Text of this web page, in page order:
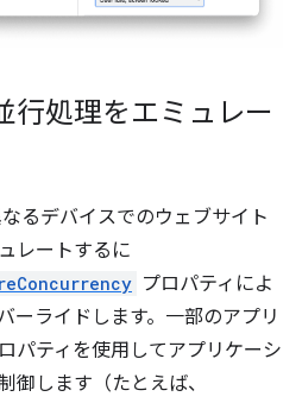
行処理をエミュレー
るデバイスでのウェブサイト
レートするに
プロパティによ
ーライドします。一部のアプリ
パティを使用してアプリケーシ
御します（たとえば、